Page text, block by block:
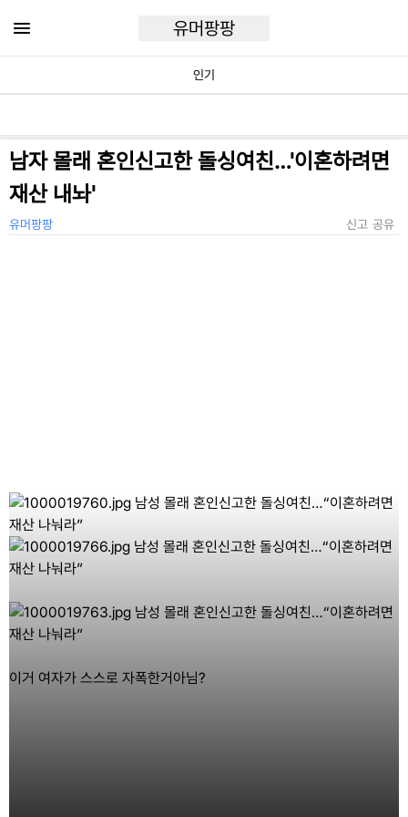
유머팡팡
인기
남자 몰래 혼인신고한 돌싱여친…'이혼하려면
재산 내놔'
유머팡팡 신고 공유
이거 여자가 스스로 자폭한거아님?